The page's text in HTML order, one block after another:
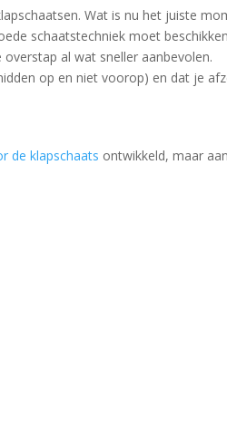
Wat is nu het juiste
schaatstechniek moet
al wat sneller aanbevolen.
op en niet voorop) en dat je
de klapschaats ontwikkeld, maar